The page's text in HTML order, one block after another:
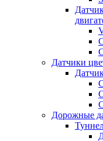
Датчики
Дорожные